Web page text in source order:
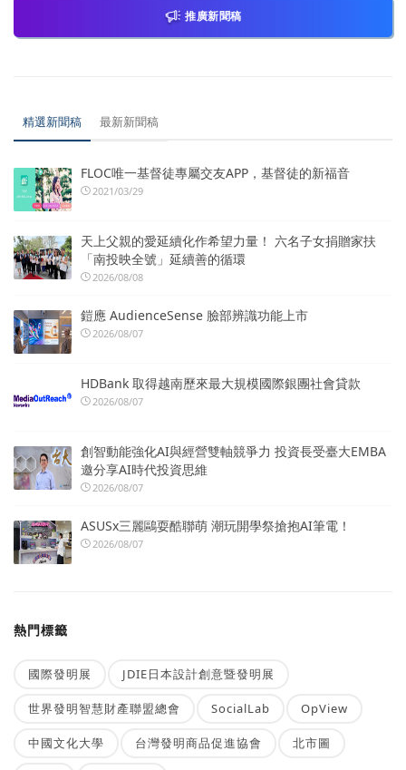
推廣新聞稿
精選新聞稿 最新新聞稿
FLOC唯一基督徒專屬交友APP，基督徒的新福音
2021/03/29
天上父親的愛延續化作希望力量！ 六名子女捐贈家扶
「南投映全號」延續善的循環
2026/08/08
鎧應 AudienceSense 臉部辨識功能上市
2026/08/07
HDBank 取得越南歷來最大規模國際銀團社會貸款
2026/08/07
創智動能強化AI與經營雙軸競爭力 投資長受臺大EMBA
邀分享AI時代投資思維
2026/08/07
ASUSx三麗鷗耍酷聯萌 潮玩開學祭搶抱AI筆電！
2026/08/07
熱門標籤
國際發明展 JDIE日本設計創意暨發明展
世界發明智慧財產聯盟總會 SocialLab OpView
中國文化大學 台灣發明商品促進協會 北市圖